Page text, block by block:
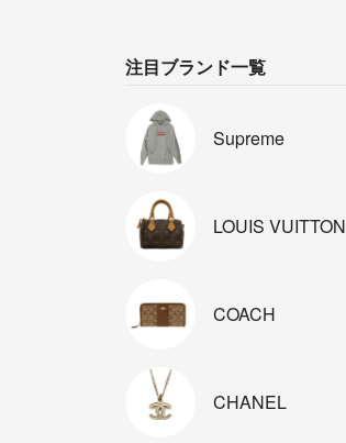
注目ブランド一覧
Supreme
LOUIS VUITTON
COACH
CHANEL